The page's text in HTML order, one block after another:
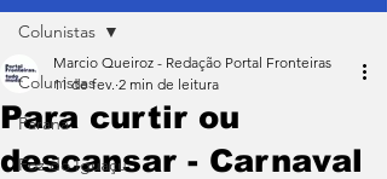
Colunistas
Paraná
Foz do Iguaçu
Colunistas
Para curtir ou
descansar - Carnaval
Marcio Queiroz - Redação Portal Fronteiras
11 de fev. 2 min de leitura